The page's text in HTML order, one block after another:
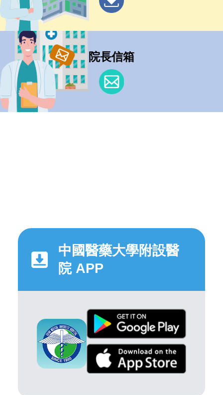
院長信箱
中國醫藥大學附設醫
院 APP